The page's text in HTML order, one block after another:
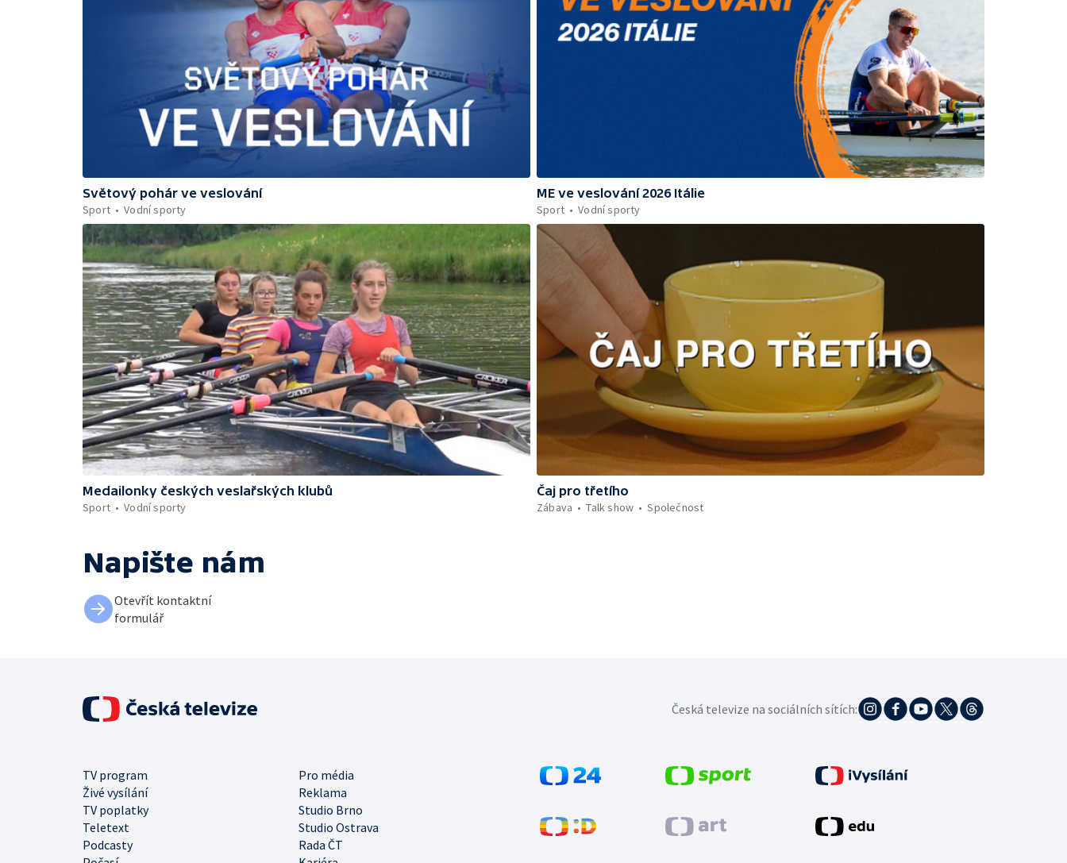
Světový pohár ve veslování
Sport
Vodní sporty
ME ve veslování 2026 Itálie
Sport
Vodní sporty
Medailonky českých veslařských klubů
Sport
Vodní sporty
Čaj pro třetího
Zábava
Talk show Společnost
Napište nám
Otevřít kontaktní
formulář
TV program
Pro média
Živé vysílání
Reklama
TV poplatky
Studio Brno
Teletext
Studio Ostrava
Podcasty
Rada ČT
Česká televize na sociálních sítích: